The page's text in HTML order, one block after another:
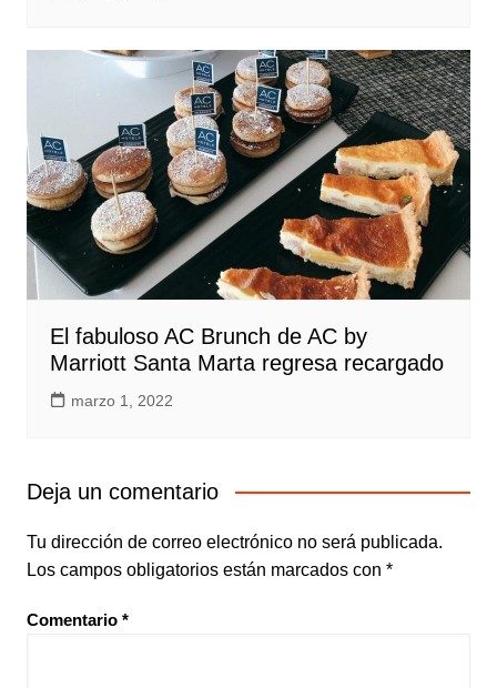
El fabuloso AC Brunch de AC by
Marriott Santa Marta regresa recargado
marzo 1, 2022
Deja un comentario
Tu dirección de correo electrónico no será publicada.
Los campos obligatorios están marcados con *
Comentario *